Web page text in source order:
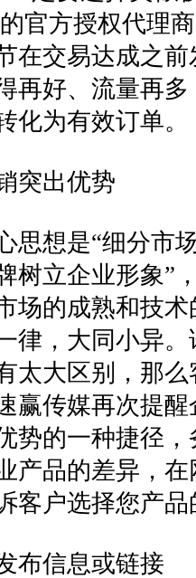
官方授权代理
在交易达成之
再好、流量再
化为有效订单。
出优势
想是“细分市
树立企业形象”
场的成熟和技
律，大同小异
太大区别，那
赢传媒再次提
势的一种捷径
产品的差异，在
客户选择您产品
信息或链接